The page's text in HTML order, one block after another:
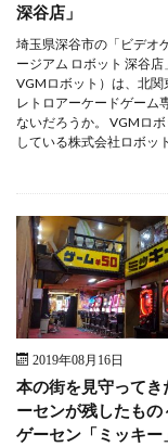
深谷店」
埼玉県深谷市の「ビデオ
ージアム ロボット 深谷店
VGMロボット）は、北関
レトロアーケードゲーム
ないだろうか。 VGMロ
している株式会社ロボッ
2019年08月16日
本の街を見守ってき
ーセンが残したもの
ゲーセン「ミッキー